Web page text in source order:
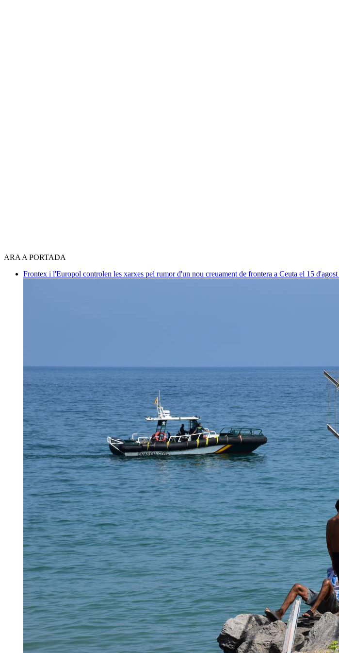
ARA A PORTADA
Frontex i l'Europol controlen les xarxes pel rumor d'un nou creuament de frontera a Ceuta el 15 d'agost